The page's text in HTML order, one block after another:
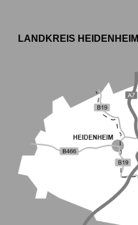
LANDKREIS HEIDENHEIM